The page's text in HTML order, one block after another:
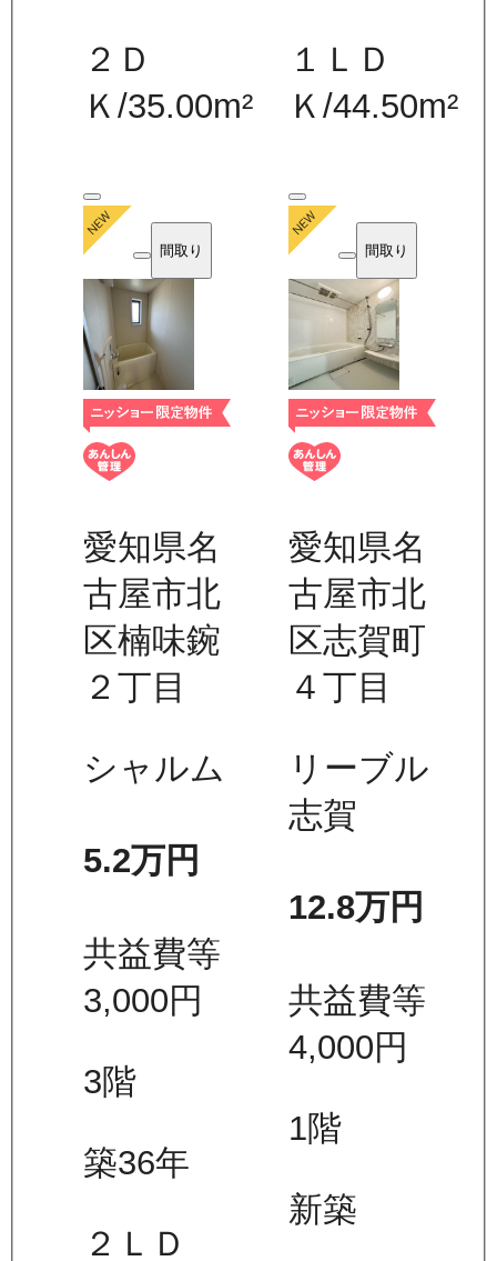
２Ｄ
Ｋ/35.00m²
１ＬＤ
Ｋ /44.50m²
間取り
愛知県名
古屋市北
区楠味鋺
２丁目
シャルム
5.2万円
共益費等
3,000円
3階
築36年
２ＬＤ
間取り
愛知県名
古屋市北
区志賀町
４丁目
リーブル
志賀
12.8万円
共益費等
4,000円
1階
新築